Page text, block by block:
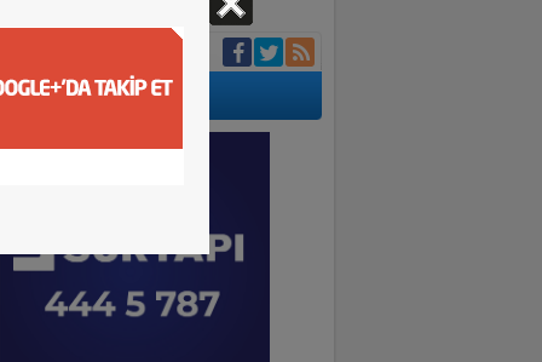
bedeni
kamerada
bin 500 tır